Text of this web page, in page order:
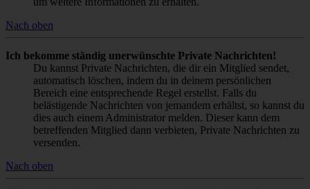
Nach oben
Ich bekomme ständig unerwünschte Private Nachrichten!
Du kannst Private Nachrichten, die dir ein Mitglied sendet,
automatisch löschen, indem du in deinem persönlichen
Bereich eine entsprechende Regel erstellst. Falls du
belästigende Nachrichten von jemandem erhältst, so kannst du
dies auch einem Administrator melden. Dieser kann dem
betreffenden Mitglied dann verbieten, Private Nachrichten zu
versenden.
Nach oben